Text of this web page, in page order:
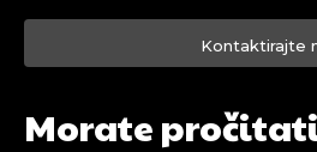
Kontaktirajte
Morate